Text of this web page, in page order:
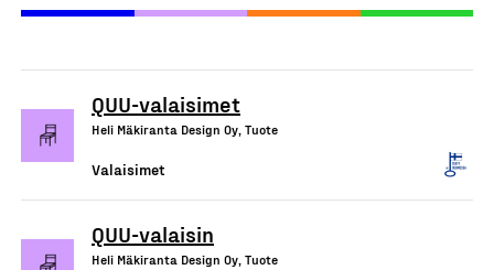
QUU-valaisimet
Heli Mäkiranta Design Oy, Tuote
Valaisimet
QUU-valaisin
Heli Mäkiranta Design Oy, Tuote